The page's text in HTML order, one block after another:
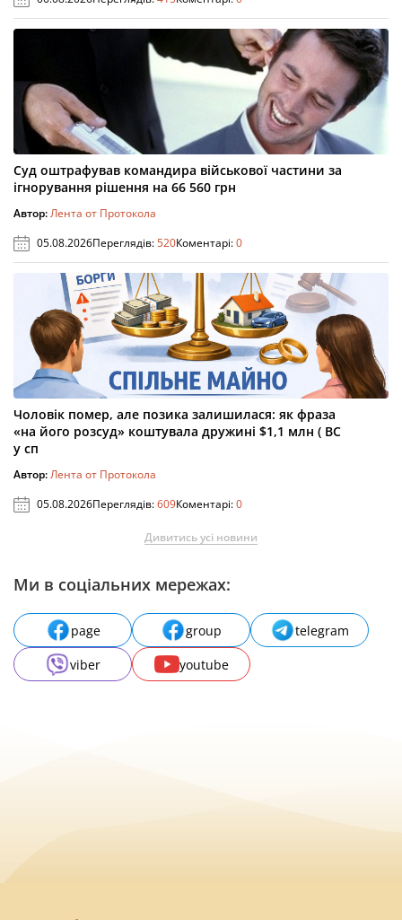
Суд оштрафував командира військової частини за
ігнорування рішення на 66 560 грн
Автор:Лента от Протокола
05.08.2026Переглядів:520Коментарі:0
Чоловік помер, але позика залишилася: як фраза
«на його розсуд» коштувала дружині $1,1 млн ( ВС
у сп
Автор:Лента от Протокола
05.08.2026Переглядів:609Коментарі:0
Дивитись усі новини
Ми в соціальних мережах:
page group
telegram
viber
youtube